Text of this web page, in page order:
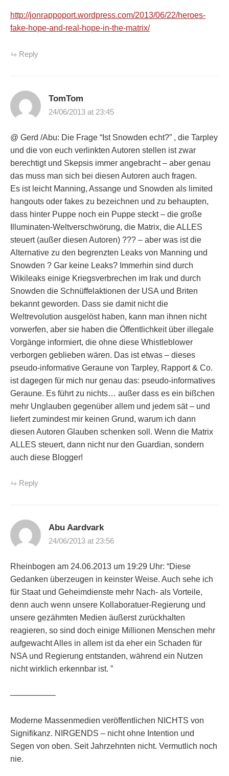
http://jonrappoport.wordpress.com/2013/06/22/heroes-
fake-hope-and-real-hope-in-the-matrix/
Reply
TomTom
24/06/2013 at 23:45
@ Gerd /Abu: Die Frage “Ist Snowden echt?” , die Tarpley
und die von euch verlinkten Autoren stellen ist zwar
berechtigt und Skepsis immer angebracht – aber genau
das muss man sich bei diesen Autoren auch fragen.
Es ist leicht Manning, Assange und Snowden als limited
hangouts oder fakes zu bezeichnen und zu behaupten,
dass hinter Puppe noch ein Puppe steckt – die große
Illuminaten-Weltverschwörung, die Matrix, die ALLES
steuert (außer diesen Autoren) ??? – aber was ist die
Alternative zu den begrenzten Leaks von Manning und
Snowden ? Gar keine Leaks? Immerhin sind durch
Wikileaks einige Kriegsverbrechen im Irak und durch
Snowden die Schnüffelaktionen der USA und Briten
bekannt geworden. Dass sie damit nicht die
Weltrevolution ausgelöst haben, kann man ihnen nicht
vorwerfen, aber sie haben die Öffentlichkeit über illegale
Vorgänge informiert, die ohne diese Whistleblower
verborgen geblieben wären. Das ist etwas – dieses
pseudo-informative Geraune von Tarpley, Rapport & Co.
ist dagegen für mich nur genau das: pseudo-informatives
Geraune. Es führt zu nichts… außer dass es ein bißchen
mehr Unglauben gegenüber allem und jedem sät – und
liefert zumindest mir keinen Grund, warum ich dann
diesen Autoren Glauben schenken soll. Wenn die Matrix
ALLES steuert, dann nicht nur den Guardian, sondern
auch diese Blogger!
Reply
Abu Aardvark
24/06/2013 at 23:56
Rheinbogen am 24.06.2013 um 19:29 Uhr: “Diese
Gedanken überzeugen in keinster Weise. Auch sehe ich
für Staat und Geheimdienste mehr Nach- als Vorteile,
denn auch wenn unsere Kollaboratuer-Regierung und
unsere gezähmten Medien äußerst zurückhalten
reagieren, so sind doch einige Millionen Menschen mehr
aufgewacht Alles in allem ist da eher ein Schaden für
NSA und Regierung entstanden, während ein Nutzen
nicht wirklich erkennbar ist. ”
—————–
Moderne Massenmedien veröffentlichen NICHTS von
Signifikanz. NIRGENDS – nicht ohne Intention und
Segen von oben. Seit Jahrzehnten nicht. Vermutlich noch
nie.